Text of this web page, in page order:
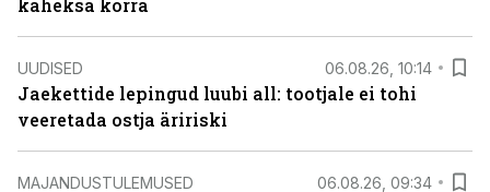
kaheksa korra
UUDISED 06.08.26, 10:14
Jaekettide lepingud luubi all: tootjale ei tohi
veeretada ostja äririski
MAJANDUSTULEMUSED 06.08.26, 09:34